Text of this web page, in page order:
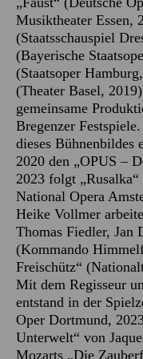
Musiktheater Essen,
(Staatsschauspiel
(Bayerische
(Staatsoper
(Theater Basel,
gemeinsame
Bregenzer
dieses Bühnenbildes
2020 den „OPUS –
2023 folgt
National Opera
Heike Vollmer
Thomas Fiedler, Jan
(Kommando
Freischütz“
Mit dem Regisseur
entstand in der
Oper Dortmund,
Unterwelt“ von
Mozarts „Die